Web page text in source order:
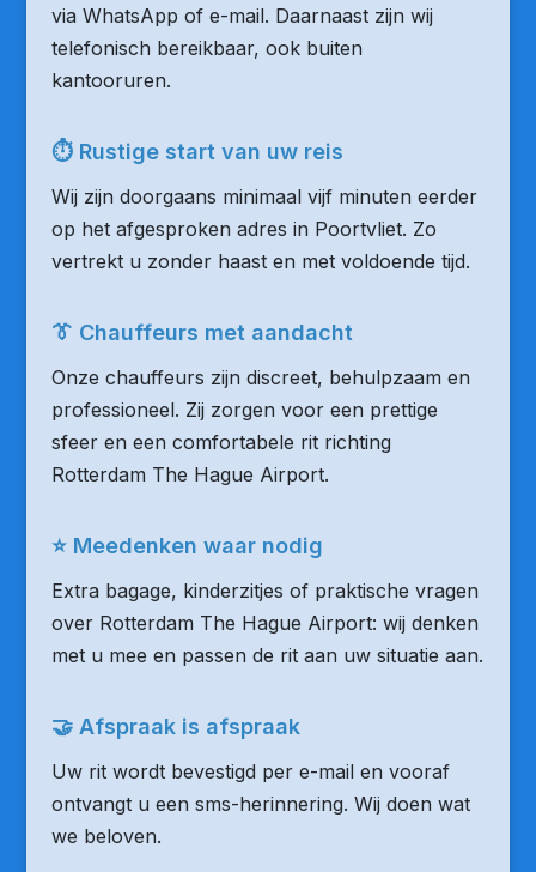
via WhatsApp of e-mail. Daarnaast zijn wij
telefonisch bereikbaar, ook buiten
kantooruren.
⏱ Rustige start van uw reis
Wij zijn doorgaans minimaal vijf minuten eerder
op het afgesproken adres in Poortvliet. Zo
vertrekt u zonder haast en met voldoende tijd.
👔 Chauffeurs met aandacht
Onze chauffeurs zijn discreet, behulpzaam en
professioneel. Zij zorgen voor een prettige
sfeer en een comfortabele rit richting
Rotterdam The Hague Airport.
⭐ Meedenken waar nodig
Extra bagage, kinderzitjes of praktische vragen
over Rotterdam The Hague Airport: wij denken
met u mee en passen de rit aan uw situatie aan.
🤝 Afspraak is afspraak
Uw rit wordt bevestigd per e-mail en vooraf
ontvangt u een sms-herinnering. Wij doen wat
we beloven.